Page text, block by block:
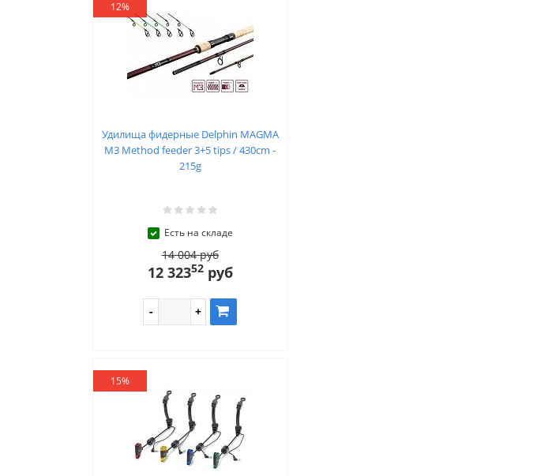
12%
Удилища фидерные Delphin MAGMA
M3 Method feeder 3+5 tips / 430cm -
215g
Есть на складе
14 004 руб
12 32352руб
15%